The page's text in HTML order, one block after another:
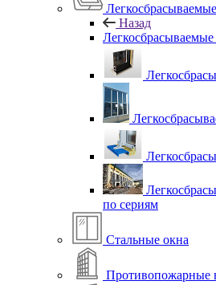
Назад
по сериям
Стальные окна
Противопожарные